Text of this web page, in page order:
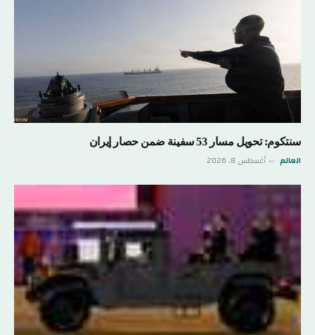
سنتكوم: تحويل مسار 53 سفينة ضمن حصار إيران
العالم أغسطس 8, 2026